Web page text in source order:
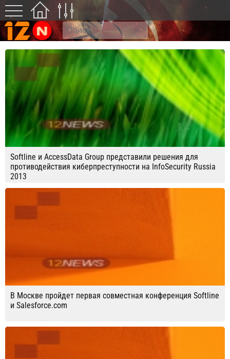
Softline и AccessData Group представили решения для
противодействия киберпреступности на InfoSecurity Russia
2013
В Москве пройдет первая совместная конференция Softline
и Salesforce.com